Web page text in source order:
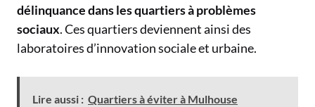
délinquance dans les quartiers à problèmes
sociaux. Ces quartiers deviennent ainsi des
laboratoires d’innovation sociale et urbaine.
Lire aussi : Quartiers à éviter à Mulhouse